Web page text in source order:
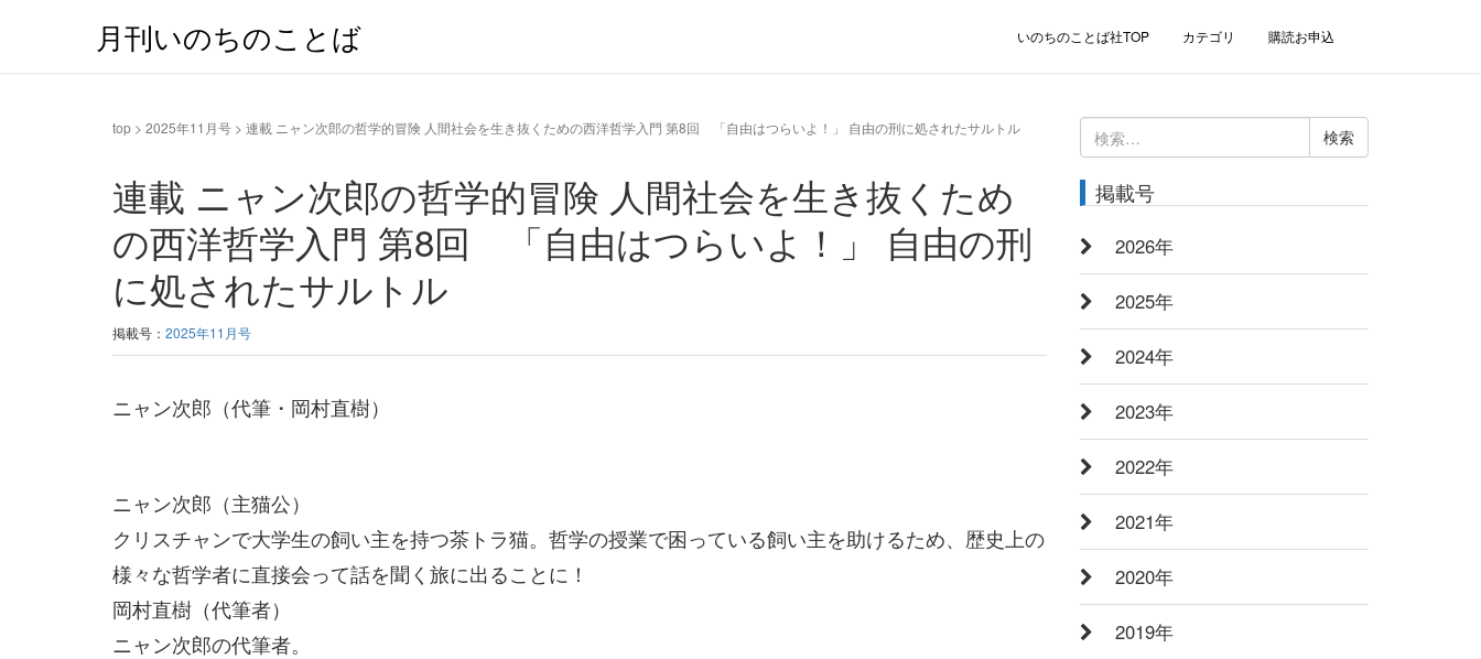
月刊いのちのことば いのちのことば社TOP カテゴリ 購読お申込
top > 2025年11月号 > 連載 ニャン次郎の哲学的冒険 人間社会を生き抜くための西洋哲学入門 第8回 「自由はつらいよ！」 自由の刑に処されたサルトル
連載 ニャン次郎の哲学的冒険 人間社会を生き抜くため
の西洋哲学入門 第8回 「自由はつらいよ！」 自由の刑
に処されたサルトル
掲載号： 2025年11月号
ニャン次郎（代筆・岡村直樹）
ニャン次郎（主猫公）
クリスチャンで大学生の飼い主を持つ茶トラ猫。哲学の授業で困っている飼い主を助けるため、歴史上の
様々な哲学者に直接会って話を聞く旅に出ることに！
岡村直樹（代筆者）
ニャン次郎の代筆者。
検
索:
掲載号
2026年
2025年
2024年
2023年
2022年
2021年
2020年
2019年